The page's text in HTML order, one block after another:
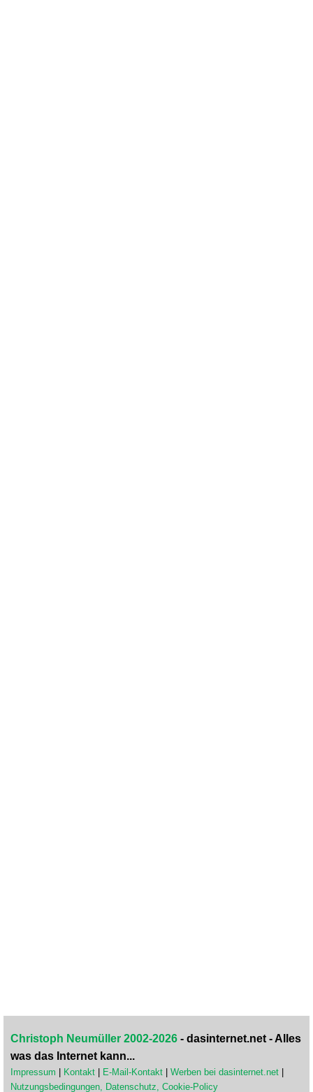
Christoph Neumüller 2002-2026 - dasinternet.net - Alles
was das Internet kann...
Impressum Kontakt E-Mail-Kontakt Werben bei dasinternet.net
Nutzungsbedingungen, Datenschutz, Cookie-Policy